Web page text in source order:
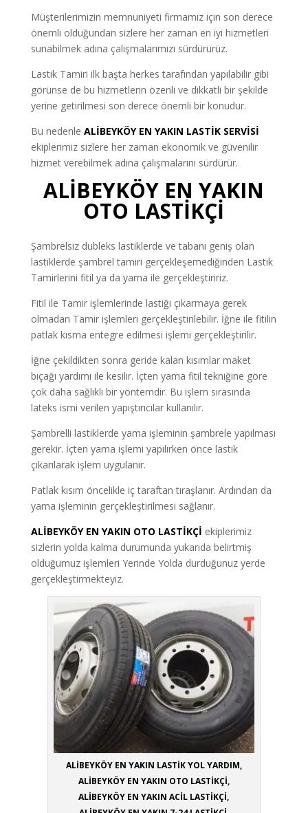
Müşterilerimizin memnuniyeti firmamız için son derece
önemli olduğundan sizlere her zaman en iyi hizmetleri
sunabilmek adına çalışmalarımızı sürdürürüz.
Lastik Tamiri ilk başta herkes tarafından yapılabilir gibi
görünse de bu hizmetlerin özenli ve dikkatli bir şekilde
yerine getirilmesi son derece önemli bir konudur.
Bu nedenle ALİBEYKÖY EN YAKIN LASTİK SERVİSİ
ekiplerimiz sizlere her zaman ekonomik ve güvenilir
hizmet verebilmek adına çalışmalarını sürdürür.
ALİBEYKÖY EN YAKIN
OTO LASTİKÇİ
Şambrelsiz dubleks lastiklerde ve tabanı geniş olan
lastiklerde şambrel tamiri gerçekleşemediğinden Lastik
Tamirlerini fitil ya da yama ile gerçekleştiririz.
Fitil ile Tamir işlemlerinde lastiği çıkarmaya gerek
olmadan Tamir işlemleri gerçekleştirilebilir. İğne ile fitilin
patlak kısma entegre edilmesi işlemi gerçekleştirilir.
İğne çekildikten sonra geride kalan kısımlar maket
bıçağı yardımı ile kesilir. İçten yama fitil tekniğine göre
çok daha sağlıklı bir yöntemdir. Bu işlem sırasında
lateks ismi verilen yapıştırıcılar kullanılır.
Şambrelli lastiklerde yama işleminin şambrele yapılması
gerekir. İçten yama işlemi yapılırken önce lastik
çıkarılarak işlem uygulanır.
Patlak kısım öncelikle iç taraftan tıraşlanır. Ardından da
yama işleminin gerçekleştirilmesi sağlanır.
ALİBEYKÖY EN YAKIN OTO LASTİKÇİ ekiplerimiz
sizlerin yolda kalma durumunda yukarıda belirtmiş
olduğumuz işlemleri Yerinde Yolda durduğunuz yerde
gerçekleştirmekteyiz.
ALİBEYKÖY EN YAKIN LASTİK YOL YARDIM,
ALİBEYKÖY EN YAKIN OTO LASTİKÇİ,
ALİBEYKÖY EN YAKIN ACİL LASTİKÇİ,